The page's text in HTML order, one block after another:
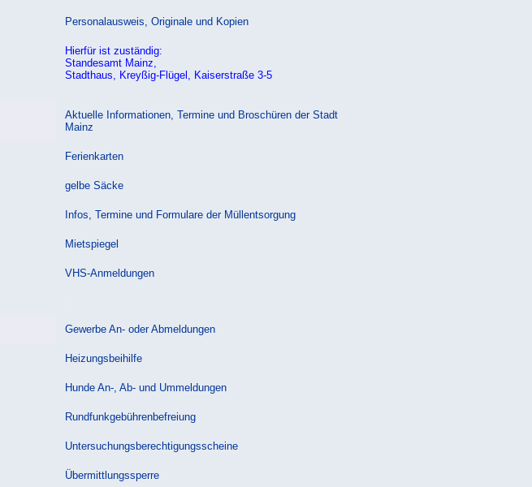
Personalausweis, Originale und Kopien
Hierfür ist zuständig:
Standesamt Mainz,
Stadthaus, Kreyßig-Flügel, Kaiserstraße 3-5
Aktuelle Informationen, Termine und Broschüren der Stadt
Mainz
Ferienkarten
gelbe Säcke
Infos, Termine und Formulare der Müllentsorgung
Mietspiegel
VHS-Anmeldungen
Gewerbe An- oder Abmeldungen
Heizungsbeihilfe
Hunde An-, Ab- und Ummeldungen
Rundfunkgebührenbefreiung
Untersuchungsberechtigungsscheine
Übermittlungssperre